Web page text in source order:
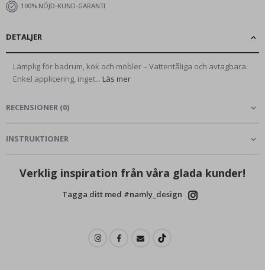
100% NÖJD-KUND-GARANTI
DETALJER
Lämplig för badrum, kök och möbler – Vattentåliga och avtagbara.
Enkel applicering, inget... Läs mer
RECENSIONER (0)
INSTRUKTIONER
Verklig inspiration från våra glada kunder!
Tagga ditt med #namly_design